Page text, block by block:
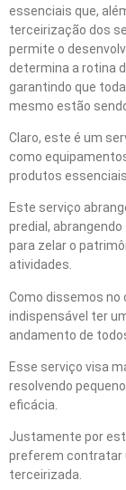
essenciais que,
terceirização dos
permite o
determina a rotina
garantindo que
mesmo estão
Claro, este é um
como
produtos
Este serviço
predial,
para zelar o
atividades.
Como dissemos no
indispensável ter
andamento de
Esse serviço visa
resolvendo
eficácia.
Justamente por
preferem contratar
terceirizada.